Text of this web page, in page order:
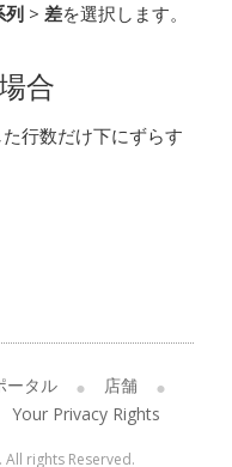
列 > 差を選択します。
合
行数だけ下にずらす
ータル
店舗
Your Privacy Rights
rights Reserved.